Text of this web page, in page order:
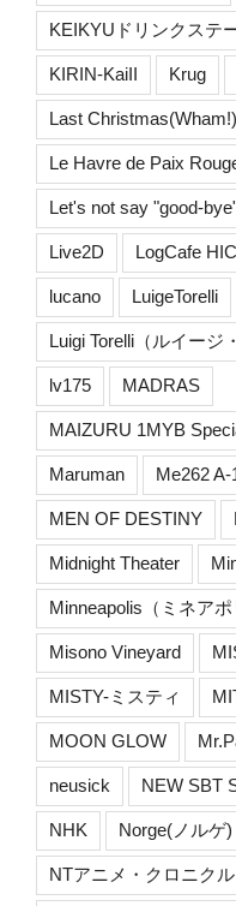
KEIKYUドリンクステ
KIRIN-KaiII Krug
Last Christmas(Wham!)
Le Havre de Paix
Let's not say "good-
Live2D LogCafe
lucano LuigeTorelli
Luigi Torelli（ルイージ
lv175 MADRAS
MAIZURU 1MYB
Maruman Me262 A-
MEN OF DESTINY
Midnight Theater
Minneapolis（ミネアポ
Misono Vineyard
MISTY-ミスティ
MOON GLOW
neusick NEW SBT
NHK Norge(ノルゲ)
NTアニメ・クロニクル